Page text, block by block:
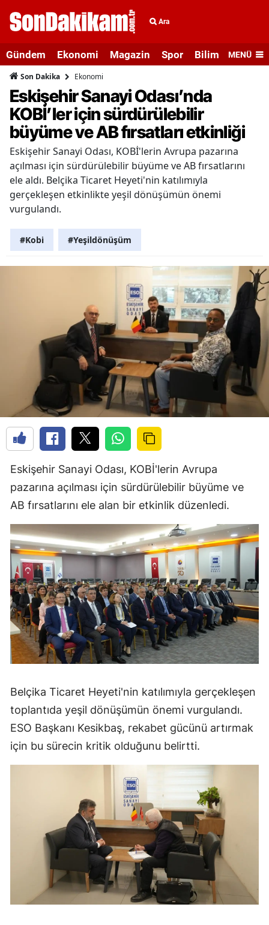
Ara
Gündem Ekonomi Magazin Spor Bilim veMENÜ
Son Dakika Ekonomi
Eskişehir Sanayi Odası’nda
KOBİ’ler için sürdürülebilir
büyüme ve AB fırsatları etkinliği
Eskişehir Sanayi Odası, KOBİ'lerin Avrupa pazarına
açılması için sürdürülebilir büyüme ve AB fırsatlarını
ele aldı. Belçika Ticaret Heyeti'nin katılımıyla
gerçekleşen etkinlikte yeşil dönüşümün önemi
vurgulandı.
#Kobi̇ #Yeşildönüşüm
Eskişehir Sanayi Odası, KOBİ'lerin Avrupa
pazarına açılması için sürdürülebilir büyüme ve
AB fırsatlarını ele alan bir etkinlik düzenledi.
Belçika Ticaret Heyeti'nin katılımıyla gerçekleşen
toplantıda yeşil dönüşümün önemi vurgulandı.
ESO Başkanı Kesikbaş, rekabet gücünü artırmak
için bu sürecin kritik olduğunu belirtti.